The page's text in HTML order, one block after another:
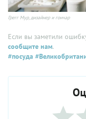
Грегг Мур, дизайнер и гончар
Если вы заметили
сообщите нам.
#посуда